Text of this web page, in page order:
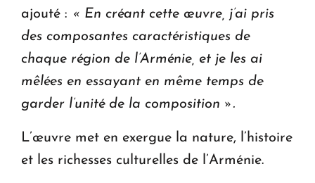
ajouté : « En créant cette œuvre, j’ai pris
des composantes caractéristiques de
chaque région de l’Arménie, et je les ai
mêlées en essayant en même temps de
garder l’unité de la composition ».
L’œuvre met en exergue la nature, l’histoire
et les richesses culturelles de l’Arménie.